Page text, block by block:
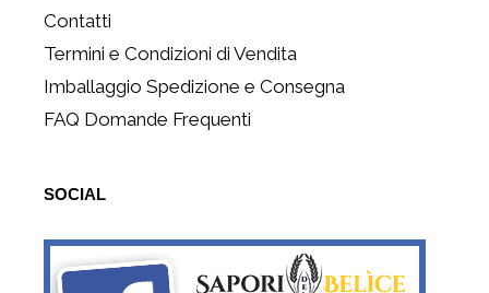
Contatti
Termini e Condizioni di Vendita
Imballaggio Spedizione e Consegna
FAQ Domande Frequenti
SOCIAL